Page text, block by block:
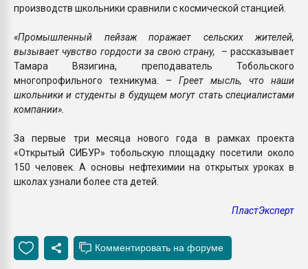
производств школьники сравнили с космической станцией.
«Промышленный пейзаж поражает сельских жителей,
вызывает чувство гордости за свою страну,
– рассказывает
Тамара Вязигина, преподаватель Тобольского
многопрофильного техникума. – Греет мысль, что наши
школьники и студенты в будущем могут стать специалистами
компании».
За первые три месяца нового года в рамках проекта
«Открытый СИБУР» тобольскую площадку посетили около
150 человек. А основы нефтехимии на открытых уроках в
школах узнали более ста детей.
ПластЭксперт